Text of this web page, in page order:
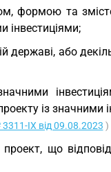
формою та
інвестиціями;
державі, або
із значними
IX від 09.08.2023 )
проект, що